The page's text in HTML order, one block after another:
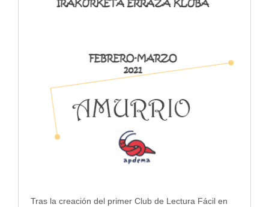
Tras la creación del primer Club de Lectura Fácil en